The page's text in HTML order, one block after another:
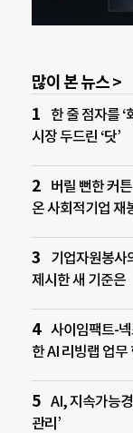
많이 본 뉴스 >
한 줄 점자를
시장 두드린 ‘닷’
버릴 뻔한 커
온 사회적기업 재
기업자원봉사
제시한 새 기준은
사이임팩트-
한 AI 리빙랩 업무
AI, 지속가능
관리’